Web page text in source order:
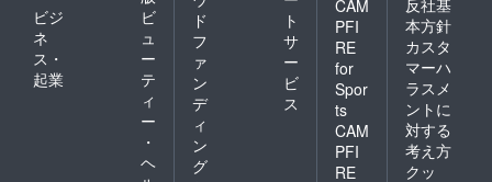
ビジ
ネ
ス・
起業
ビ
ュ
ー
テ
ィ
ー
・
ヘ
ド
フ
ァ
ン
デ
ィ
ン
グ
ト
サ
ー
ビ
ス
CAM
PFI
RE
for
Spor
ts
CAM
PFI
RE
反社基
本方針
カスタ
マーハ
ラスメ
ントに
対する
考え方
クッ